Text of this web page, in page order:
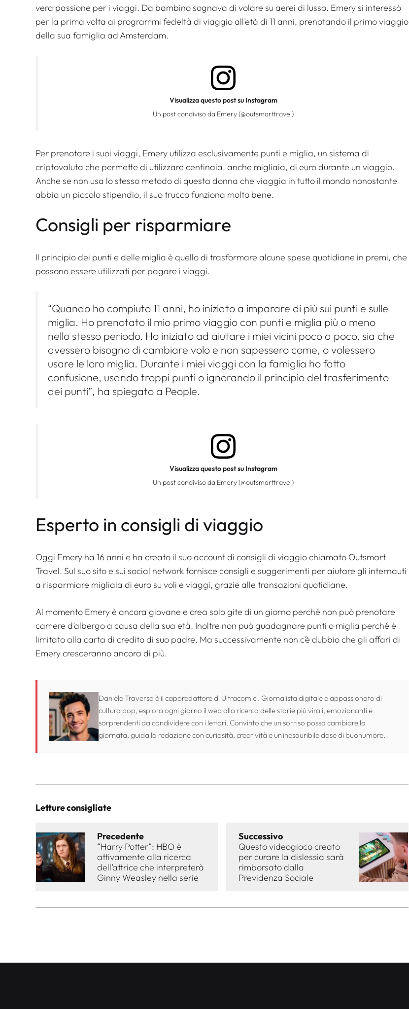
vera passione per i viaggi. Da bambino sognava di volare su aerei di lusso. Emery si interessò
per la prima volta ai programmi fedeltà di viaggio all’età di 11 anni, prenotando il primo viaggio
della sua famiglia ad Amsterdam.
Visualizza questo post su Instagram
Un post condiviso da Emery (@outsmarttravel)
Per prenotare i suoi viaggi, Emery utilizza esclusivamente punti e miglia, un sistema di
criptovaluta che permette di utilizzare centinaia, anche migliaia, di euro durante un viaggio.
Anche se non usa lo stesso metodo di questa donna che viaggia in tutto il mondo nonostante
abbia un piccolo stipendio, il suo trucco funziona molto bene.
Consigli per risparmiare
Il principio dei punti e delle miglia è quello di trasformare alcune spese quotidiane in premi, che
possono essere utilizzati per pagare i viaggi.
“Quando ho compiuto 11 anni, ho iniziato a imparare di più sui punti e sulle
miglia. Ho prenotato il mio primo viaggio con punti e miglia più o meno
nello stesso periodo. Ho iniziato ad aiutare i miei vicini poco a poco, sia che
avessero bisogno di cambiare volo e non sapessero come, o volessero
usare le loro miglia. Durante i miei viaggi con la famiglia ho fatto
confusione, usando troppi punti o ignorando il principio del trasferimento
dei punti”, ha spiegato a People.
Visualizza questo post su Instagram
Un post condiviso da Emery (@outsmarttravel)
Esperto in consigli di viaggio
Oggi Emery ha 16 anni e ha creato il suo account di consigli di viaggio chiamato Outsmart
Travel. Sul suo sito e sui social network fornisce consigli e suggerimenti per aiutare gli internauti
a risparmiare migliaia di euro su voli e viaggi, grazie alle transazioni quotidiane.
Al momento Emery è ancora giovane e crea solo gite di un giorno perché non può prenotare
camere d’albergo a causa della sua età. Inoltre non può guadagnare punti o miglia perché è
limitato alla carta di credito di suo padre. Ma successivamente non c’è dubbio che gli affari di
Emery cresceranno ancora di più.
Daniele Traverso è il caporedattore di Ultracomici. Giornalista digitale e appassionato di
cultura pop, esplora ogni giorno il web alla ricerca delle storie più virali, emozionanti e
sorprendenti da condividere con i lettori. Convinto che un sorriso possa cambiare la
giornata, guida la redazione con curiosità, creatività e un'inesauribile dose di buonumore.
Letture consigliate
Precedente
“Harry Potter”: HBO è
attivamente alla ricerca
dell’attrice che interpreterà
Ginny Weasley nella serie
Successivo
Questo videogioco creato
per curare la dislessia sarà
rimborsato dalla
Previdenza Sociale